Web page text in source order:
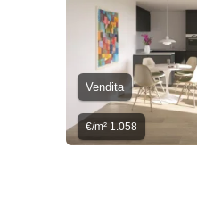
Vendita
€/m² 1.058